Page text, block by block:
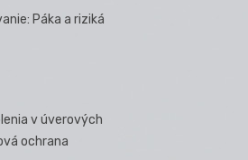
Páka a riziká
v úverových
ochrana